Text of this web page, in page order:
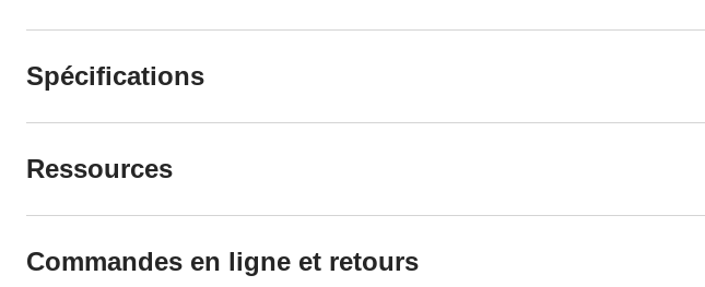
Spécifications
Ressources
Commandes en ligne et retours